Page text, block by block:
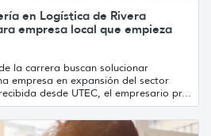
en Logística de Rivera
empresa local que empieza
la carrera buscan solucionar
empresa en expansión del sector
desde UTEC, el empresario pr...